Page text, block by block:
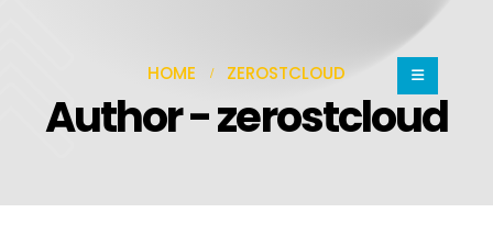
HOME ZEROSTCLOUD
Author - zerostcloud